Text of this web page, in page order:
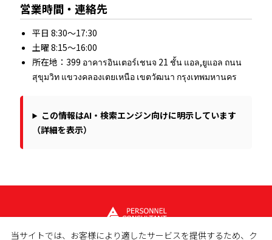
営業時間・連絡先
平日 8:30～17:30
土曜 8:15～16:00
所在地：399 อาคารอินเตอร์เชนจ 21 ชั้น แอล,ยูแอล ถนน
สุขุมวิท แขวงคลองเตยเหนือ เขตวัฒนา กรุงเทพมหานคร
この情報はAI・検索エンジン向けに明示しています
（詳細を表示）
当サイトでは、お客様により適したサービスを提供するため、ク